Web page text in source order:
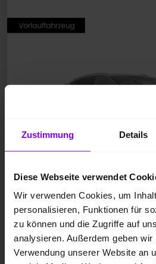
Zustimmung Details
Diese Webseite verwendet
Wir verwenden Cookies, um
personalisieren, Funktionen für
zu können und die Zugriffe auf
analysieren. Außerdem geben
Verwendung unserer Website an
Neufahrzeug
Elektro
Graphite-Grau Metallic